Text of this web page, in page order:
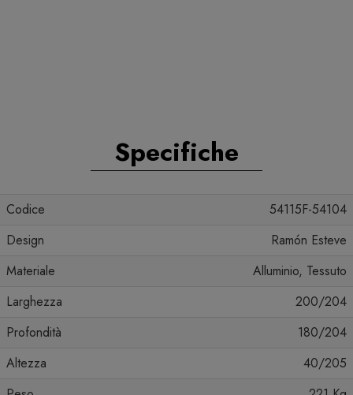
Specifiche
Codice
54115F-54104
Design
Ramón Esteve
Materiale
Alluminio, Tessuto
Larghezza
200/204
Profondità
180/204
Altezza
40/205